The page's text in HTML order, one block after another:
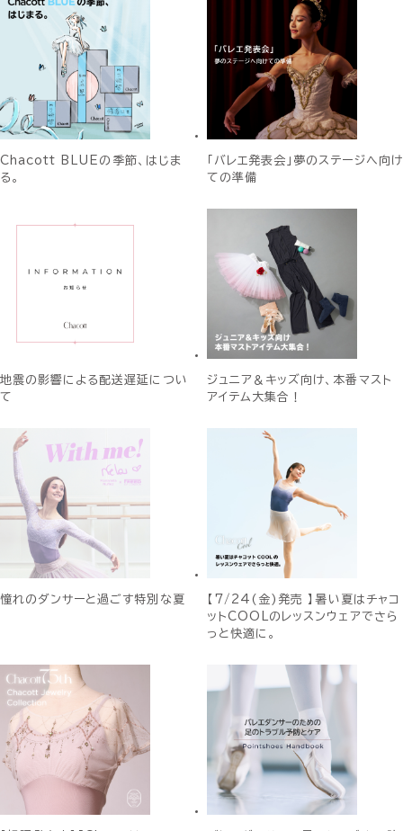
Chacott BLUEの季節、はじま
る。
「バレエ発表会」夢のステージへ向け
ての準備
地震の影響による配送遅延につい
て
ジュニア＆キッズ向け、本番マスト
アイテム大集合！
憧れのダンサーと過ごす特別な夏
【7/24(金)発売 】暑い夏はチャコ
ットCOOLのレッスンウェアでさら
っと快適に。